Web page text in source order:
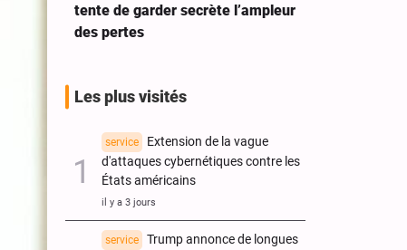
tente de garder secrète l’ampleur
des pertes
Les plus visités
service
Extension de la vague
d'attaques cybernétiques contre les
États américains
il y a 3 jours
service
Trump annonce de longues